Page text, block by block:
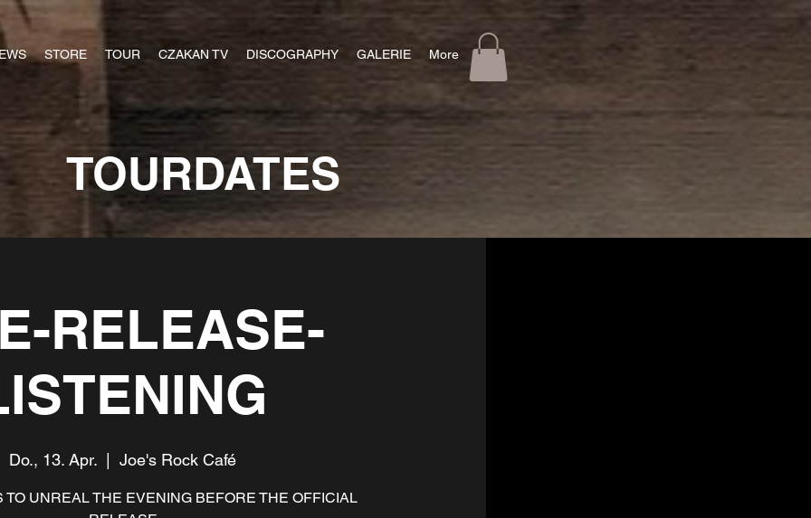
STORE TOUR CZAKAN TV DISCOGRAPHY GALERIE More
TOURDATES
RELEASE-
Do., 13. Apr.
  |
Joe's Rock Café
TO UNREAL THE EVENING BEFORE THE OFFICIAL